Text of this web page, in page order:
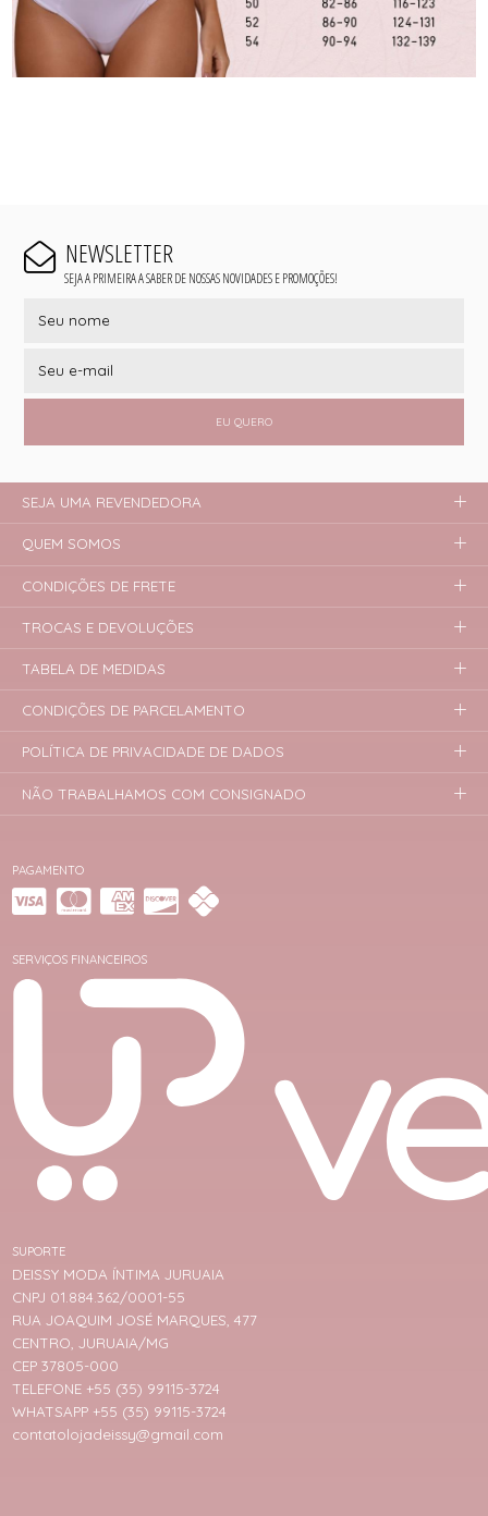
NEWSLETTER
SEJA A PRIMEIRA A SABER DE NOSSAS NOVIDADES E PROMOÇÕES!
EU QUERO
PAGAMENTO
SERVIÇOS FINANCEIROS
SUPORTE
DEISSY MODA ÍNTIMA JURUAIA
CNPJ 01.884.362/0001-55
RUA JOAQUIM JOSÉ MARQUES, 477
CENTRO, JURUAIA/MG
CEP 37805-000
TELEFONE +55 (35) 99115-3724
WHATSAPP +55 (35) 99115-3724
contatolojadeissy@gmail.com
SEJA UMA REVENDEDORA
QUEM SOMOS
CONDIÇÕES DE FRETE
TROCAS E DEVOLUÇÕES
TABELA DE MEDIDAS
CONDIÇÕES DE PARCELAMENTO
POLÍTICA DE PRIVACIDADE DE DADOS
NÃO TRABALHAMOS COM CONSIGNADO